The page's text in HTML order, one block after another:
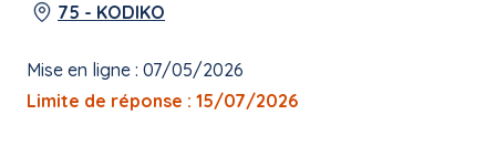
75 - KODIKO
Mise en ligne : 07/05/2026
Limite de réponse : 15/07/2026